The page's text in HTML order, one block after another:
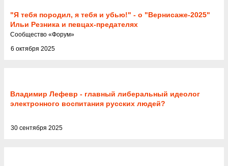
"Я тебя породил, я тебя и убью!" - о "Вернисаже-2025"
Ильи Резника и певцах-предателях
6 октября 2025
Cообщество «Форум»
Владимир Лефевр - главный либеральный идеолог
электронного воспитания русских людей?
30 сентября 2025